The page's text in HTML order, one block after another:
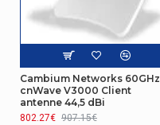
Code (IP) Internationale
Protection
Code du système
Cambium Networks 60GHz
cnWave V3000 Client
antenne 44,5 dBi
802.27€ 907.15€